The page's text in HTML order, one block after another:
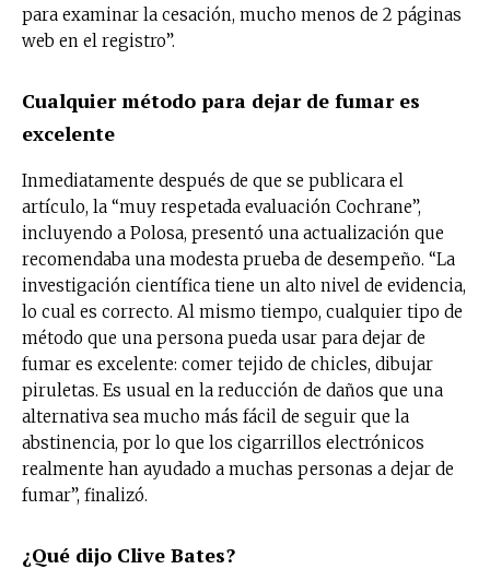
para examinar la cesación, mucho menos de 2 páginas
web en el registro”.
Cualquier método para dejar de fumar es
excelente
Inmediatamente después de que se publicara el
artículo, la “muy respetada evaluación Cochrane”,
incluyendo a Polosa, presentó una actualización que
recomendaba una modesta prueba de desempeño. “La
investigación científica tiene un alto nivel de evidencia,
lo cual es correcto. Al mismo tiempo, cualquier tipo de
método que una persona pueda usar para dejar de
fumar es excelente: comer tejido de chicles, dibujar
piruletas. Es usual en la reducción de daños que una
alternativa sea mucho más fácil de seguir que la
abstinencia, por lo que los cigarrillos electrónicos
realmente han ayudado a muchas personas a dejar de
fumar”, finalizó.
¿Qué dijo Clive Bates?